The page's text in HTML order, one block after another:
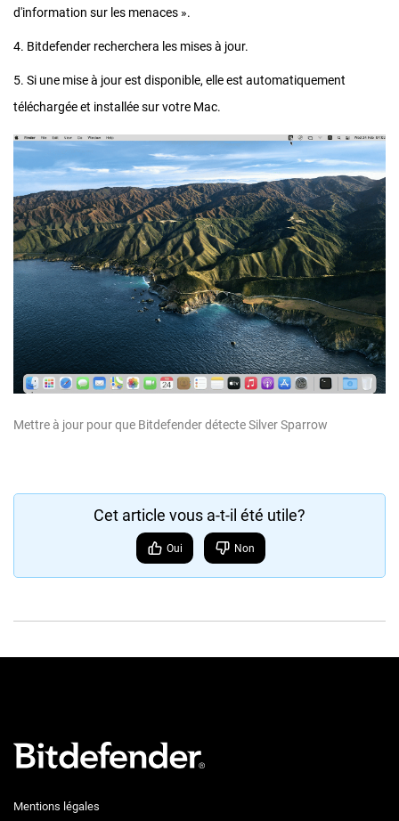
d'information sur les menaces ».
4. Bitdefender recherchera les mises à jour.
5. Si une mise à jour est disponible, elle est automatiquement
téléchargée et installée sur votre Mac.
Mettre à jour pour que Bitdefender détecte Silver Sparrow
Cet article vous a-t-il été utile?
Oui Non
Mentions légales